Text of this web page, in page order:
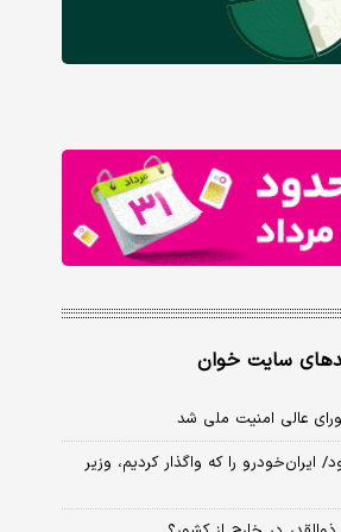
سایت خوان
عالی امنیت ملی شد
ایران‌خودرو را که واگذار کردیم، وزیر